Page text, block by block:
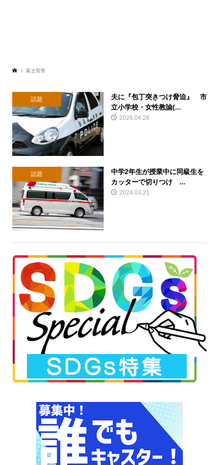
富士宮市
話題
夫に『包丁突きつけ脅迫』 市
立小学校・女性教諭(...
2026.04.26
話題
中学2年生が授業中に同級生を
カッターで切りつけ ...
2024.03.21